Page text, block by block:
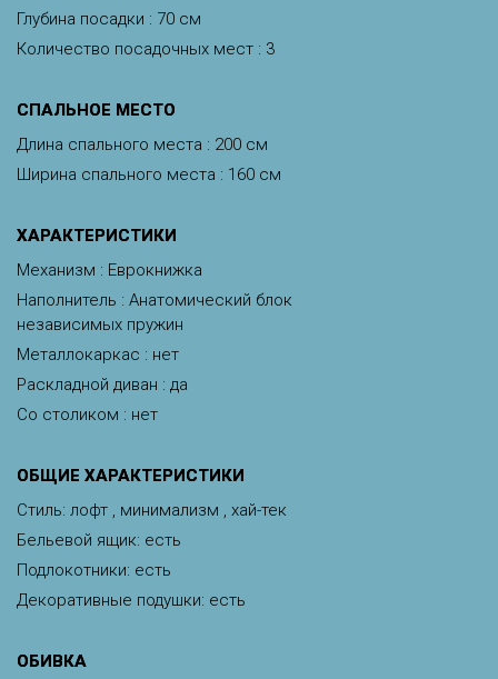
Глубина посадки : 70 см
Количество посадочных мест : 3
CПАЛЬНОЕ МЕСТО
Длина спального места : 200 см
Ширина спального места : 160 см
ХАРАКТЕРИСТИКИ
Механизм : Еврокнижка
Наполнитель : Анатомический блок
независимых пружин
Металлокаркас : нет
Раскладной диван : да
Со столиком : нет
ОБЩИЕ ХАРАКТЕРИСТИКИ
Стиль: лофт , минимализм , хай-тек
Бельевой ящик: есть
Подлокотники: есть
Декоративные подушки: есть
ОБИВКА